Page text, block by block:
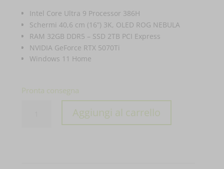
Intel Core Ultra 9 Processor 386H
Schermi 40,6 cm (16”) 3K, OLED ROG NEBULA
RAM 32GB DDR5 – SSD 2TB PCI Express
NVIDIA GeForce RTX 5070Ti
Windows 11 Home
Pronta consegna
PORTATILE
Aggiungi al carrello